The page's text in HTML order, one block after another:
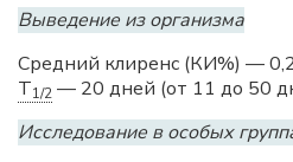
Выведение из организма
Средний клиренс (КИ%) —
T1/2 — 20 дней (от 11 до 50
Исследование в особых